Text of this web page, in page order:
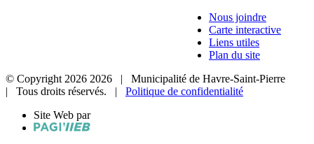
Nous joindre
Carte interactive
Liens utiles
Plan du site
© Copyright 2026 2026 | Municipalité de Havre-Saint-Pierre
| Tous droits réservés. | Politique de confidentialité
Site Web par